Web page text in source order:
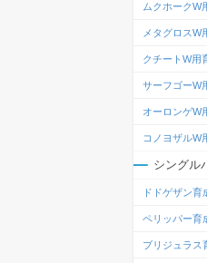
ムクホークW
メタグロスW
クチートW用
サーフゴーW
オーロンゲW
コノヨザルW
シングル
ドドゲザン育
ペリッパー育
ブリジュラス